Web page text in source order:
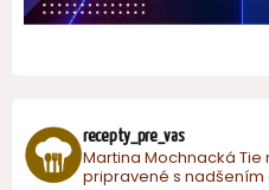
recepty_pre_vas
Martina Mochnacká Tie
pripravené s nadšením